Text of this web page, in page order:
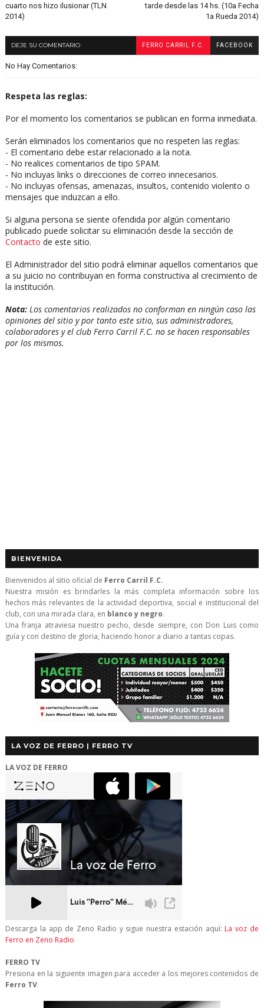
tarde desde las 14 hs. (10a Fecha
1a Rueda 2014)
cuarto nos hizo ilusionar (TLN
2014)
DEJE SU COMENTARIO FERRO CARRIL F.C. FACEBOOK
No Hay Comentarios:
Respeta las reglas:
Por el momento los comentarios se publican en forma inmediata.
Serán eliminados los comentarios que no respeten las reglas:
- El comentario debe estar relacionado a la nota.
- No realices comentarios de tipo SPAM.
- No incluyas links o direcciones de correo innecesarios.
- No incluyas ofensas, amenazas, insultos, contenido violento o
mensajes que induzcan a ello.
Si alguna persona se siente ofendida por algún comentario
publicado puede solicitar su eliminación desde la sección de
Contacto de este sitio.
El Administrador del sitio podrá eliminar aquellos comentarios que
a su juicio no contribuyan en forma constructiva al crecimiento de
la institución.
Nota:Los comentarios realizados no conforman en ningún caso las
opiniones del sitio y por tanto este sitio, sus administradores,
colaboradores y el club Ferro Carril F.C. no se hacen responsables
por los mismos.
BIENVENIDA
Bienvenidos al sitio oficial de Ferro Carril F.C.
Nuestra misión es brindarles la más completa información sobre los
hechos más relevantes de la actividad deportiva, social e institucional del
club, con una mirada clara, en blanco y negro.
Una franja atraviesa nuestro pecho, desde siempre, con Don Luis como
guía y con destino de gloria, haciendo honor a diario a tantas copas.
LA VOZ DE FERRO | FERRO TV
LA VOZ DE FERRO
Descarga la app de Zeno Radio y sigue nuestra estación aquí: La voz de
Ferro en Zeno Radio
FERRO TV
Presiona en la siguiente imagen para acceder a los mejores contenidos de
Ferro TV.